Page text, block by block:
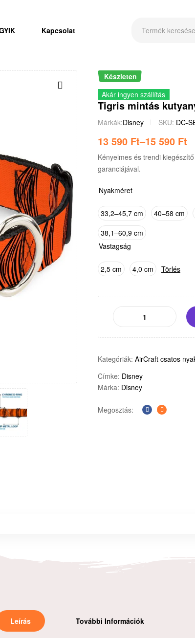
Kapcsolat
Készleten
Akár ingyen szállítás
Tigris mintás
Márkák:Disney SKU: DC-
13 590 Ft–15 590 Ft
Kényelmes és trendi
garanciájával.
Nyakméret
33,2–45,7 cm 40–58 cm
38,1–60,9 cm
Vastagság
2,5 cm 4,0 cm Törlés
Kategóriák: AirCraft csatos
Címke: Disney
Márka: Disney
Megosztás:
Facebook
E-
Leírás További Információk